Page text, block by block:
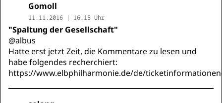
Gomoll
11.11.2016 | 16:15 Uhr
"Spaltung der Gesellschaft"
@albus
Hatte erst jetzt Zeit, die Kommentare zu lesen und
habe folgendes recherchiert:
https://www.elbphilharmonie.de/de/